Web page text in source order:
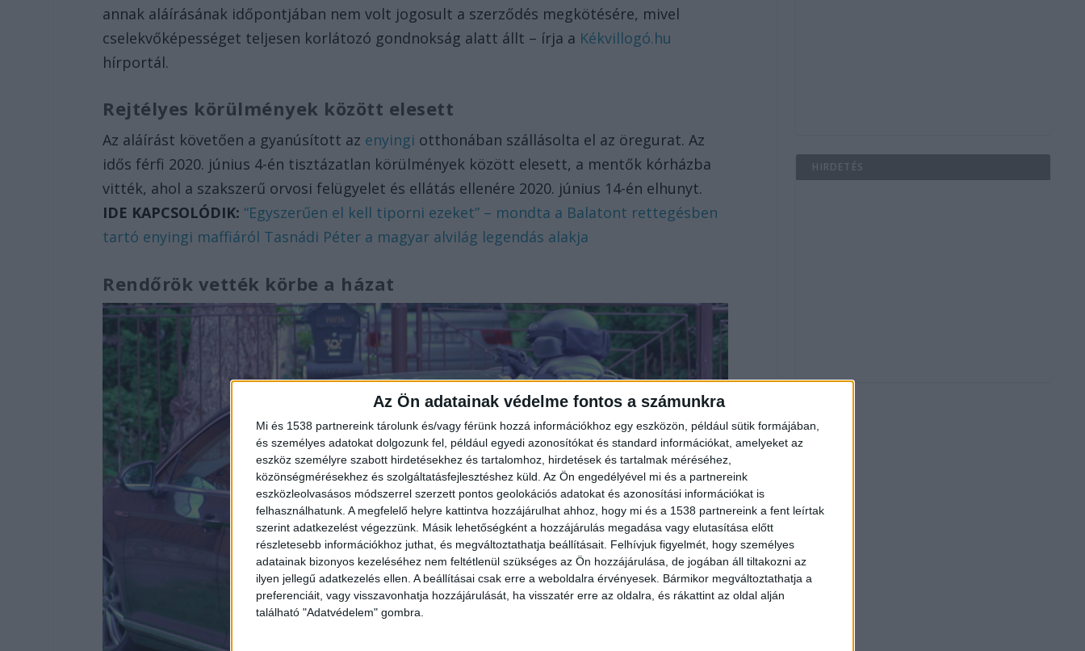
Az Ön adatainak védelme fontos a számunkra
Mi és 1538 partnereink tárolunk és/vagy férünk hozzá információkhoz egy eszközön, például sütik formájában,
és személyes adatokat dolgozunk fel, például egyedi azonosítókat és standard információkat, amelyeket az
eszköz személyre szabott hirdetésekhez és tartalomhoz, hirdetések és tartalmak méréséhez,
közönségmérésekhez és szolgáltatásfejlesztéshez küld. Az Ön engedélyével mi és a partnereink
eszközleolvasásos módszerrel szerzett pontos geolokációs adatokat és azonosítási információkat is
felhasználhatunk. A megfelelő helyre kattintva hozzájárulhat ahhoz, hogy mi és a 1538 partnereink a fent leírtak
szerint adatkezelést végezzünk. Másik lehetőségként a hozzájárulás megadása vagy elutasítása előtt
részletesebb információkhoz juthat, és megváltoztathatja beállításait. Felhívjuk figyelmét, hogy személyes
adatainak bizonyos kezeléséhez nem feltétlenül szükséges az Ön hozzájárulása, de jogában áll tiltakozni az
ilyen jellegű adatkezelés ellen. A beállításai csak erre a weboldalra érvényesek. Bármikor megváltoztathatja a
preferenciáit, vagy visszavonhatja hozzájárulását, ha visszatér erre az oldalra, és rákattint az oldal alján
található "Adatvédelem" gombra.
annak aláírásának időpontjában nem volt jogosult a szerződés megkötésére, mivel
cselekvőképességet teljesen korlátozó gondnokság alatt állt – írja a Kékvillogó.hu
hírportál.
Rejtélyes körülmények között elesett
Az aláírást követően a gyanúsított az enyingi otthonában szállásolta el az öregurat. Az
idős férfi 2020. június 4-én tisztázatlan körülmények között elesett, a mentők kórházba
vitték, ahol a szakszerű orvosi felügyelet és ellátás ellenére 2020. június 14-én elhunyt.
IDE KAPCSOLÓDIK:“Egyszerűen el kell tiporni ezeket” – mondta a Balatont rettegésben
tartó enyingi maffiáról Tasnádi Péter a magyar alvilág legendás alakja
Rendőrök vették körbe a házat
HIRDETÉS